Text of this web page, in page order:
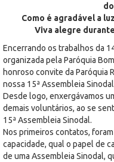
Como é agradável a
Viva alegre
Encerrando os trabalhos da
organizada pela Paróquia
honroso convite da Paróquia
nossa 15ª Assembleia
Desde logo, enxergávamos
demais voluntários, ao se
15ª Assembleia Sinodal.
Nos primeiros contatos,
capacidade, qual o papel de
de uma Assembleia Sinodal,